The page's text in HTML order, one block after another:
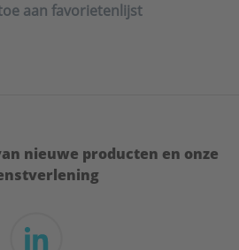
25 - 28 mm
aan favorietenlijst
nieuwe producten en onze